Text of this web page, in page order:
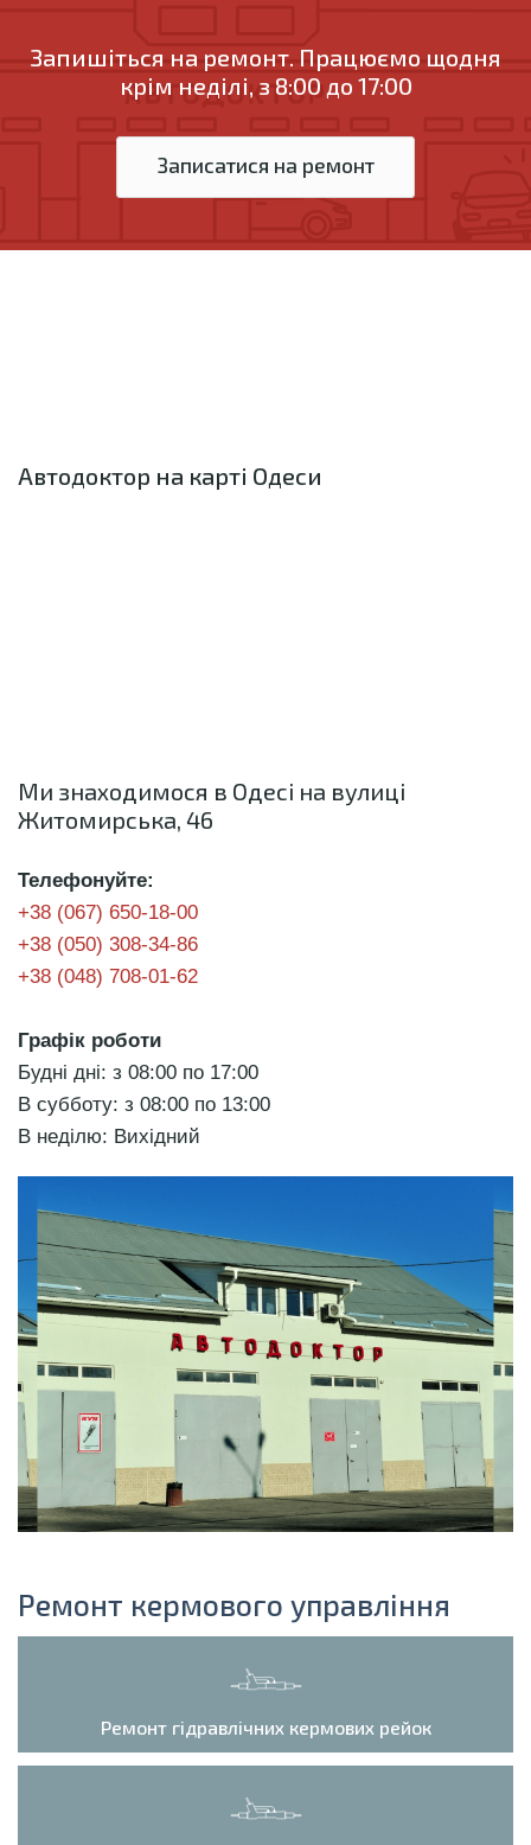
Запишіться на ремонт. Працюємо щодня
крім неділі, з 8:00 до 17:00
Записатися на ремонт
Автодоктор на карті Одеси
Ми знаходимося в Одесі на вулиці
Житомирська, 46
Телефонуйте:
+38 (067) 650-18-00
+38 (050) 308-34-86
+38 (048) 708-01-62
Графік роботи
Будні дні: з 08:00 по 17:00
В субботу: з 08:00 по 13:00
В неділю: Вихідний
Ремонт кермового управління
Ремонт гідравлічних кермових рейок